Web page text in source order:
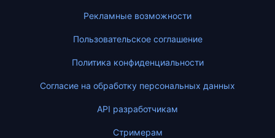
Рекламные возможности
Пользовательское соглашение
Политика конфиденциальности
Согласие на обработку персональных данных
API разработчикам
Стримерам